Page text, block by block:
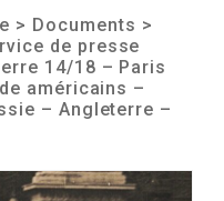
> Documents >
de presse
14/18 – Paris
américains –
– Angleterre –